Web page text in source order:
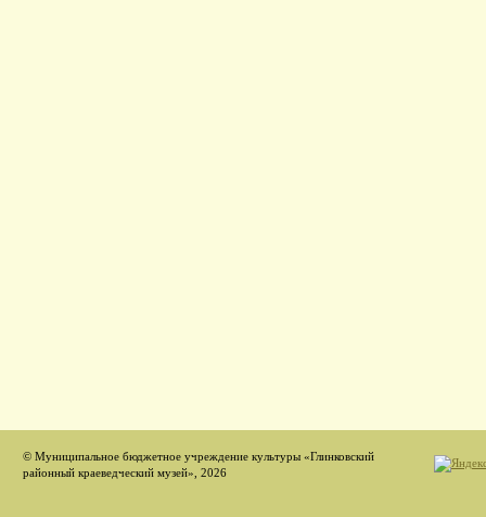
© Муниципальное бюджетное учреждение культуры «Глинковский
районный краеведческий музей», 2026